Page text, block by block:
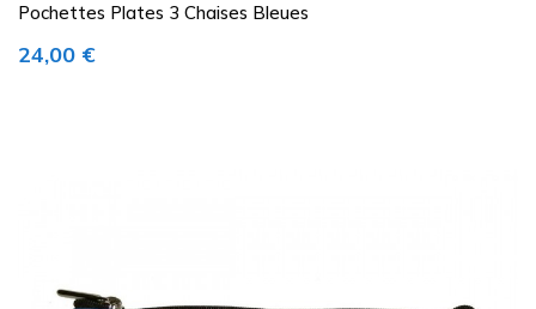
Pochettes Plates 3 Chaises Bleues
Prix
24,00 €